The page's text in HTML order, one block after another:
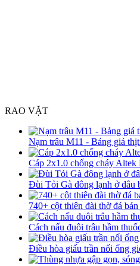
RAO VẶT
Nạm trâu M11 - Bảng giá
Cáp 2x1.0 chống cháy
Đùi Tỏi Gà đông lạnh ở đâu
740+ cột thiên đài thờ đá
Cách nấu đuôi trâu hầm
Điều hòa giấu trần nối ống